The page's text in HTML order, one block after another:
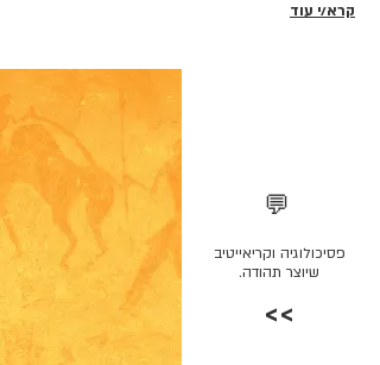
קרא/י עוד
💬
פסיכולוגיה וקריאייטיב
שיוצר תהודה.
>>